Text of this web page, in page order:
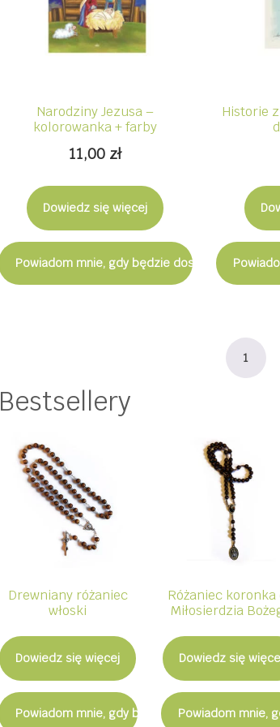
Narodziny Jezusa –
kolorowanka + farby
11,00 zł
Dowiedz się więcej
Powiadom mnie, gdy będzie dostępny
Historie
1
Bestsellery
Drewniany różaniec
włoski
Dowiedz się więcej
Powiadom mnie, gdy będzie dostępny
Różaniec koronka
Miłosierdzia
Dowiedz się
Powiadom mnie,